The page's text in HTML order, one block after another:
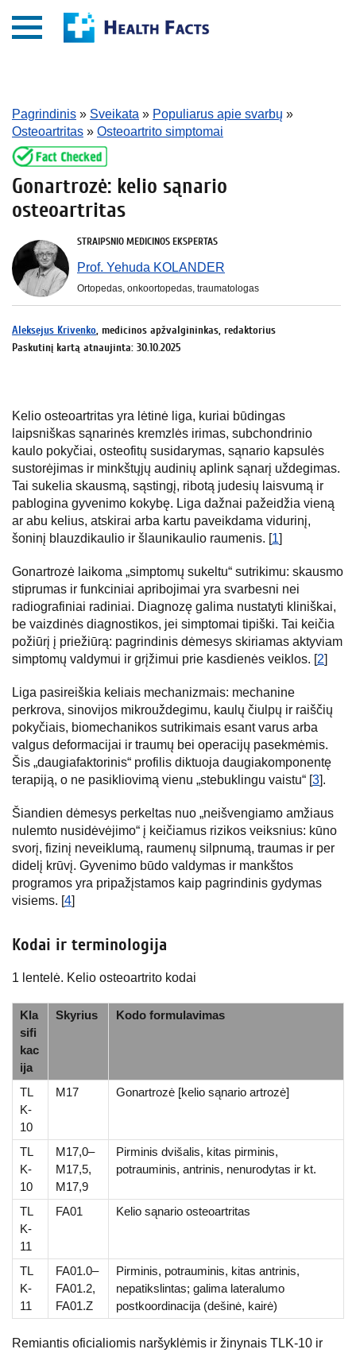
Pagrindinis » Sveikata » Populiarus apie svarbų »
Osteoartritas » Osteoartrito simptomai
Gonartrozė: kelio sąnario
osteoartritas
STRAIPSNIO MEDICINOS EKSPERTAS
Prof. Yehuda KOLANDER
Ortopedas, onkoortopedas, traumatologas
Aleksejus Krivenko, medicinos apžvalgininkas, redaktorius
Paskutinį kartą atnaujinta: 30.10.2025
Kelio osteoartritas yra lėtinė liga, kuriai būdingas
laipsniškas sąnarinės kremzlės irimas, subchondrinio
kaulo pokyčiai, osteofitų susidarymas, sąnario kapsulės
sustorėjimas ir minkštųjų audinių aplink sąnarį uždegimas.
Tai sukelia skausmą, sąstingį, ribotą judesių laisvumą ir
pablogina gyvenimo kokybę. Liga dažnai pažeidžia vieną
ar abu kelius, atskirai arba kartu paveikdama vidurinį,
šoninį blauzdikaulio ir šlaunikaulio raumenis. [1]
Gonartrozė laikoma „simptomų sukeltu“ sutrikimu: skausmo
stiprumas ir funkciniai apribojimai yra svarbesni nei
radiografiniai radiniai. Diagnozę galima nustatyti kliniškai,
be vaizdinės diagnostikos, jei simptomai tipiški. Tai keičia
požiūrį į priežiūrą: pagrindinis dėmesys skiriamas aktyviam
simptomų valdymui ir grįžimui prie kasdienės veiklos. [2]
Liga pasireiškia keliais mechanizmais: mechanine
perkrova, sinovijos mikrouždegimu, kaulų čiulpų ir raiščių
pokyčiais, biomechanikos sutrikimais esant varus arba
valgus deformacijai ir traumų bei operacijų pasekmėmis.
Šis „daugiafaktorinis“ profilis diktuoja daugiakomponentę
terapiją, o ne pasikliovimą vienu „stebuklingu vaistu“ [3].
Šiandien dėmesys perkeltas nuo „neišvengiamo amžiaus
nulemto nusidėvėjimo“ į keičiamus rizikos veiksnius: kūno
svorį, fizinį neveiklumą, raumenų silpnumą, traumas ir per
didelį krūvį. Gyvenimo būdo valdymas ir mankštos
programos yra pripažįstamos kaip pagrindinis gydymas
visiems. [4]
Kodai ir terminologija
1 lentelė. Kelio osteoartrito kodai
Kla
sifi
kac
ija
Skyrius Kodo formulavimas
TL
K-
10
M17 Gonartrozė [kelio sąnario artrozė]
TL
K-
10
M17,0–
M17,5,
M17,9
Pirminis dvišalis, kitas pirminis,
potrauminis, antrinis, nenurodytas ir kt.
TL
K-
11
FA01 Kelio sąnario osteoartritas
TL
K-
11
FA01.0–
FA01.2,
FA01.Z
Pirminis, potrauminis, kitas antrinis,
nepatikslintas; galima lateralumo
postkoordinacija (dešinė, kairė)
Remiantis oficialiomis naršyklėmis ir žinynais TLK-10 ir